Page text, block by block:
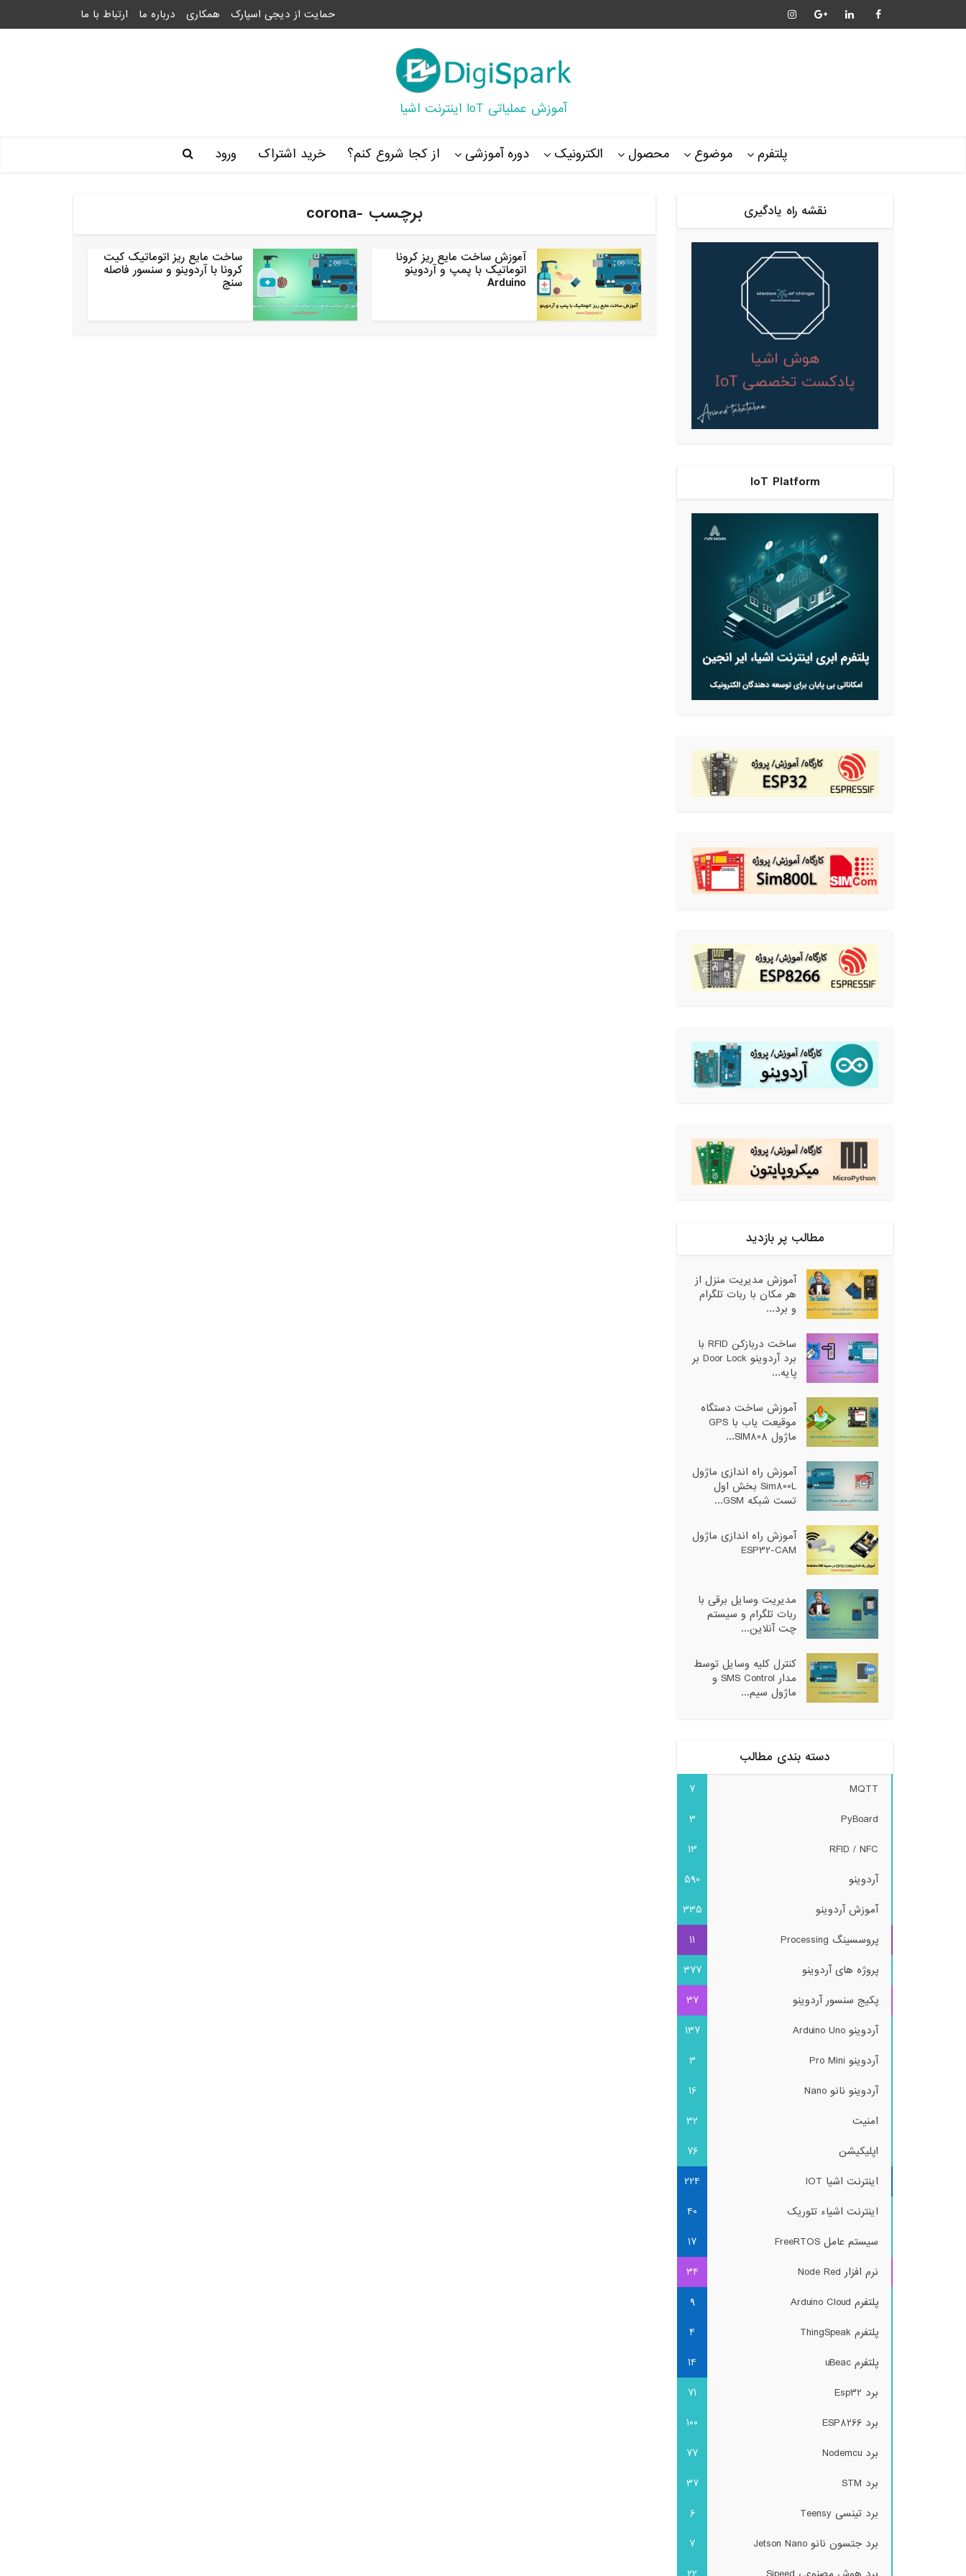
حمایت از دیجی اسپارک همکاری درباره ما ارتباط با ما
آموزش عملیاتی IoT اینترنت اشیا
پلتفرم موضوع محصول الکترونیک دوره آموزشی از کجا شروع کنم؟ خرید اشتراک ورود
برچسب -corona
آموزش ساخت مایع ریز کرونا
اتوماتیک با پمپ و آردوینو
Arduino
ساخت مایع ریز اتوماتیک کیت
کرونا با آردوینو و سنسور فاصله
سنج
نقشه راه یادگیری
IoT Platform
مطالب پر بازدید
آموزش مدیریت منزل از
هر مکان با ربات تلگرام
و برد...
ساخت دربازکن RFID با
برد آردوینو Door Lock بر
پایه...
آموزش ساخت دستگاه
موقیعت یاب با GPS
ماژول SIM808...
آموزش راه اندازی ماژول
Sim800L بخش اول
تست شبکه GSM...
آموزش راه اندازی ماژول
ESP32-CAM
مدیریت وسایل برقی با
ربات تلگرام و سیستم
چت آنلاین...
کنترل کلیه وسایل توسط
مدار SMS Control و
ماژول سیم...
دسته بندی مطالب
MQTT
7
PyBoard
3
RFID / NFC
13
آردوینو
590
آموزش آردوینو
335
پروسسینگ Processing
11
پروژه های آردوینو
377
پکیج سنسور آردوینو
37
آردوینو Arduino Uno
137
آردوینو Pro Mini
3
آردوینو نانو Nano
16
امنیت
32
اپلیکیشن
76
اینترنت اشیا IOT
224
اینترنت اشیاء تئوریک
40
سیستم عامل FreeRTOS
17
نرم افزار Node Red
34
پلتفرم Arduino Cloud
9
پلتفرم ThingSpeak
4
پلتفرم uBeac
14
برد Esp32
71
برد ESP8266
100
برد Nodemcu
77
برد STM
37
برد تینسی Teensy
6
برد جتسون نانو Jetson Nano
7